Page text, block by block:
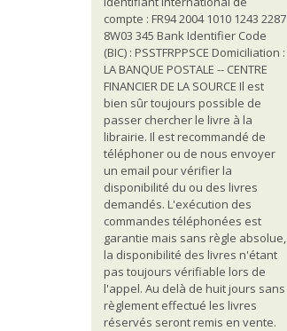
compte : FR94 2004 1010 1243 2287
8W03 345 Bank Identifier Code
(BIC) : PSSTFRPPSCE Domiciliation :
LA BANQUE POSTALE -- CENTRE
FINANCIER DE LA SOURCE Il est
bien sûr toujours possible de
passer chercher le livre à la
librairie. Il est recommandé de
téléphoner ou de nous envoyer
un email pour vérifier la
disponibilité du ou des livres
demandés. L'exécution des
commandes téléphonées est
garantie mais sans règle absolue,
la disponibilité des livres n'étant
pas toujours vérifiable lors de
l'appel. Au delà de huit jours sans
règlement effectué les livres
réservés seront remis en vente.